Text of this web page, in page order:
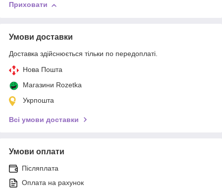
Приховати
Умови доставки
Доставка здійснюється тільки по передоплаті.
Нова Пошта
Магазини Rozetka
Укрпошта
Всі умови доставки
Умови оплати
Післяплата
Оплата на рахунок